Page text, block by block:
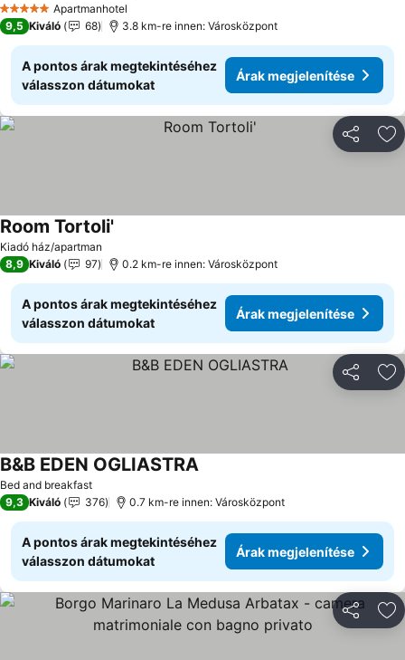
5 KategóriaApartmanhotel
9,5 Kiváló 68 3.8 km-re innen: Városközpont
A pontos árak megtekintéséhez
válasszon dátumokat
Árak megjelenítése
Kiadó ház/apartman
Room Tortoli'
8,9 Kiváló 97 0.2 km-re innen: Városközpont
A pontos árak megtekintéséhez
válasszon dátumokat
Árak megjelenítése
Bed and breakfast
B&B EDEN OGLIASTRA
9,3 Kiváló 376 0.7 km-re innen: Városközpont
A pontos árak megtekintéséhez
válasszon dátumokat
Árak megjelenítése